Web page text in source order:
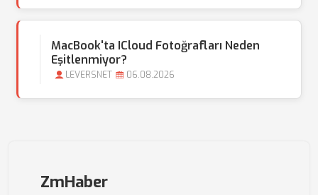
MacBook'ta ICloud Fotoğrafları Neden
Eşitlenmiyor?
LEVERSNET 06.08.2026
ZmHaber